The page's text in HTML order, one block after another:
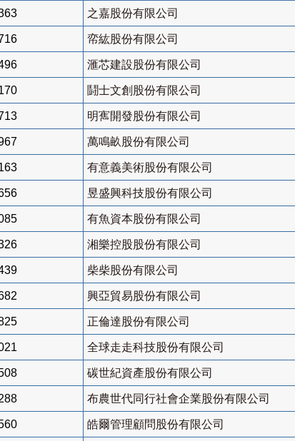
之嘉股份有限公司
帟紘股份有限公司
滙芯建設股份有限公司
鬪士文創股份有限公司
明寯開發股份有限公司
萬鳴畝股份有限公司
有意義美術股份有限公司
昱盛興科技股份有限公司
有魚資本股份有限公司
湘樂控股股份有限公司
柴柴股份有限公司
興亞貿易股份有限公司
正倫達股份有限公司
全球走走科技股份有限公司
碳世紀資產股份有限公司
布農世代同行社會企業股份有限公司
皓爾管理顧問股份有限公司